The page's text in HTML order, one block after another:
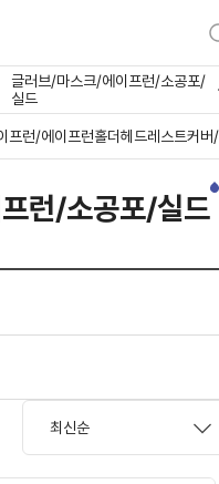
글러브/마스크/에이프런/소공포/
실드
프런/에이프런홀더헤드레스트커버
런/소공포/실드